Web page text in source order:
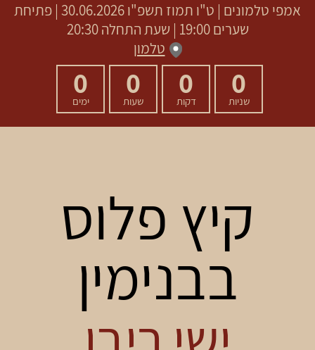
אמפי טלמונים | ט"ו תמוז תשפ"ו
30.06.2026 | פתיחת
שערים 19:00 | שעת התחלה 20:30
טלמון
0
שניות
0
דקות
0
שעות
0
ימים
קיץ פלוס
בבנימין